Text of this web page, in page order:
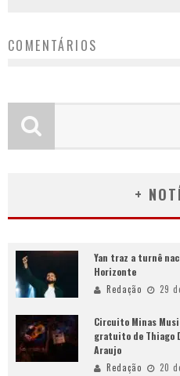
COMENTÁRIOS
+
Yan traz a turnê
Horizonte
Redação 29
Circuito Minas
gratuito de Thiago
Araujo
Redação 20